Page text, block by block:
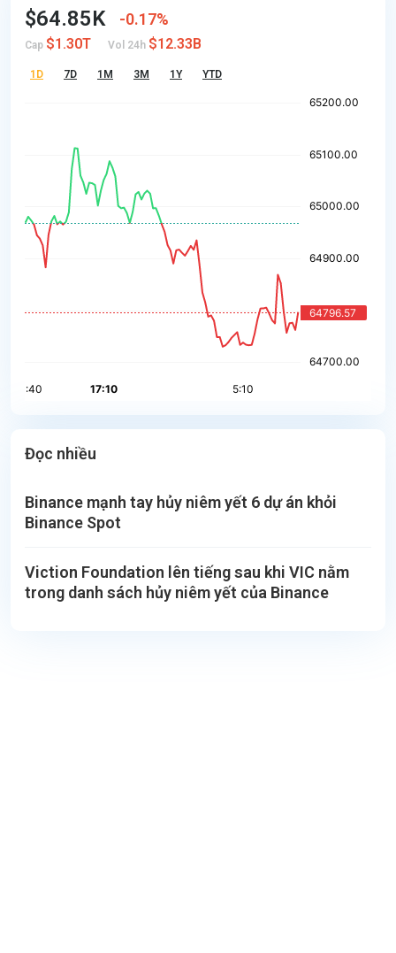
$64.85K 0.17%
Cap $1.30T Vol 24h $12.33B
1D 7D 1M 3M 1Y YTD
Đọc nhiều
Binance mạnh tay hủy niêm yết 6 dự án khỏi
Binance Spot
Viction Foundation lên tiếng sau khi VIC nằm
trong danh sách hủy niêm yết của Binance